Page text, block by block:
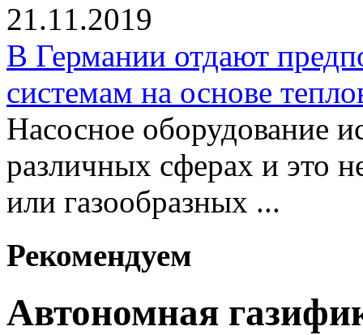
21.11.2019
В Германии отдают
системам на основе
Насосное оборудование
различных сферах и это
или газообразных ...
Рекомендуем
Автономная